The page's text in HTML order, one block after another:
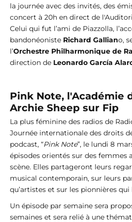
la journée avec des invités, des
concert à 20h en direct de
Celui qui fut l’ami de Piazzolla,
bandonéoniste Richard Galliano,
l’Orchestre Philharmonique de
direction de Leonardo García
Pink Note, l'Académie
Archie Sheep sur Fip
La plus féminine des radios de
Journée internationale des droits
podcast, “Pink Note”, le lundi 8
épisodes orientés sur des femmes
scène. Elles partageront leurs
musical contemporain, sur leurs
qu’artistes et sur les pionnières
Un épisode par semaine sera
semaines et sera relié à une